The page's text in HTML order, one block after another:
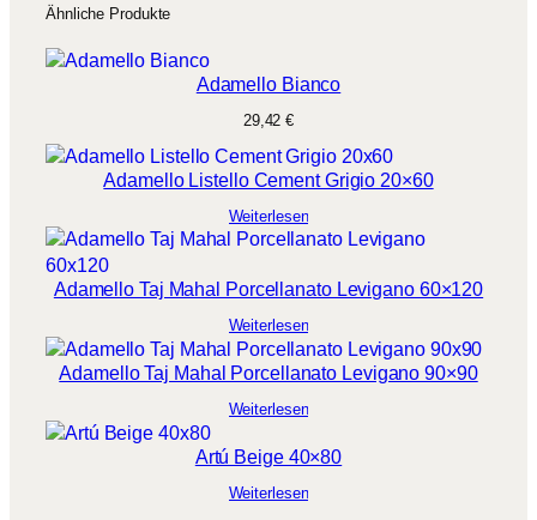
e
g
Ähnliche Produkte
Adamello Bianco
29,42€
Adamello Listello Cement Grigio 20×60
Weiterlesen
Adamello Taj Mahal Porcellanato Levigano 60×120
Weiterlesen
Adamello Taj Mahal Porcellanato Levigano 90×90
Weiterlesen
Artú Beige 40×80
Weiterlesen